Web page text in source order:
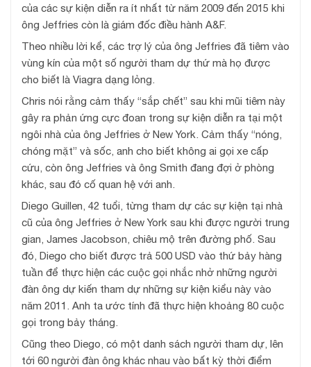
của các sự kiện diễn ra ít nhất từ năm 2009 đến 2015 khi
ông Jeffries còn là giám đốc điều hành A&F.
Theo nhiều lời kể, các trợ lý của ông Jeffries đã tiêm vào
vùng kín của một số người tham dự thứ mà họ được
cho biết là Viagra dạng lỏng.
Chris nói rằng cảm thấy “sắp chết” sau khi mũi tiêm này
gây ra phản ứng cực đoan trong sự kiện diễn ra tại một
ngôi nhà của ông Jeffries ở New York. Cảm thấy “nóng,
chóng mặt” và sốc, anh cho biết không ai gọi xe cấp
cứu, còn ông Jeffries và ông Smith đang đợi ở phòng
khác, sau đó cố quan hệ với anh.
Diego Guillen, 42 tuổi, từng tham dự các sự kiện tại nhà
cũ của ông Jeffries ở New York sau khi được người trung
gian, James Jacobson, chiêu mộ trên đường phố. Sau
đó, Diego cho biết được trả 500 USD vào thứ bảy hàng
tuần để thực hiện các cuộc gọi nhắc nhở những người
đàn ông dự kiến tham dự những sự kiện kiểu này vào
năm 2011. Anh ta ước tính đã thực hiện khoảng 80 cuộc
gọi trong bảy tháng.
Cũng theo Diego, có một danh sách người tham dự, lên
tới 60 người đàn ông khác nhau vào bất kỳ thời điểm